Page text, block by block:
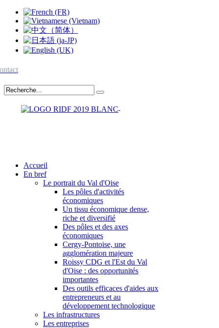
Accueil
En bref
Le portrait du Val d'Oise
Les pôles d'activités
économiques
Un tissu économique dense,
riche et diversifié
Des pôles et des axes
économiques
Cergy-Pontoise, une
agglomération majeure
Roissy CDG et l'Est du Val
d'Oise : des opportunités
importantes
Des outils efficaces d'aides aux
entrepreneurs et au
développement technologique
Les infrastructures
Les entreprises